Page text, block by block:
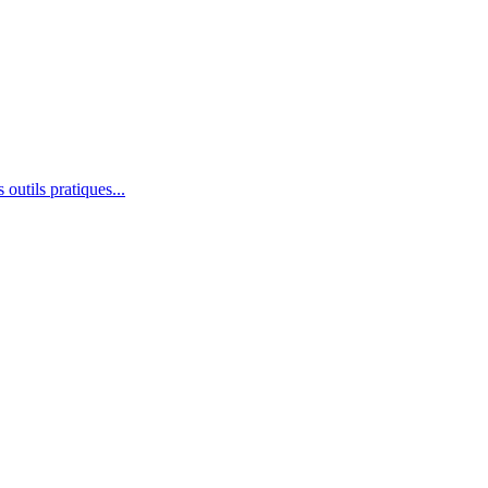
outils pratiques...